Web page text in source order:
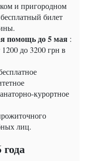
и пригородном
билет
помощь до 5 мая :
1200 до 3200 грн в
курортное
лиц.